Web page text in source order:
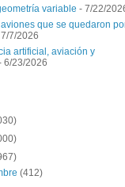
variable - 7/22/
que se quedaron
7/2026
artificial, aviación y
6/23/2026
(412)